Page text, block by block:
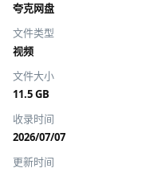
夸克网盘
文件类型
视频
文件大小
11.5 GB
收录时间
2026/07/07
更新时间